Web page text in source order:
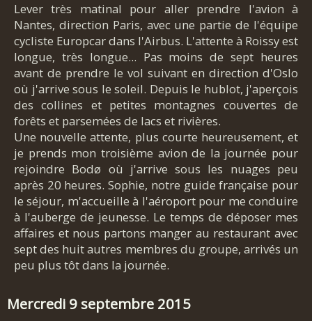
Liens
Lever très matinal pour aller prendre l'avion à
Nantes, direction Paris, avec une partie de l'équipe
cycliste Europcar dans l'Airbus. L'attente à Roissy est
longue, très longue... Pas moins de sept heures
avant de prendre le vol suivant en direction d'Oslo
où j'arrive sous le soleil. Depuis le hublot, j'aperçois
des collines et petites montagnes couvertes de
forêts et parsemées de lacs et rivières.
Une nouvelle attente, plus courte heureusement, et
je prends mon troisième avion de la journée pour
rejoindre Bodø où j'arrive sous les nuages peu
après 20 heures. Sophie, notre guide française pour
le séjour, m'accueille à l'aéroport pour me conduire
à l'auberge de jeunesse. Le temps de déposer mes
affaires et nous partons manger au restaurant avec
sept des huit autres membres du groupe, arrivés un
peu plus tôt dans la journée.
Mercredi 9 septembre 2015